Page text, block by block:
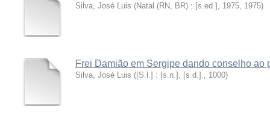
Silva, José Luis (Natal (RN, BR) : [s.ed.], 1975, 1975)
Frei Damião em Sergipe dando conselho ao
Silva, José Luis ([S.l.] : [s.n.], [s.d.]., 1000)